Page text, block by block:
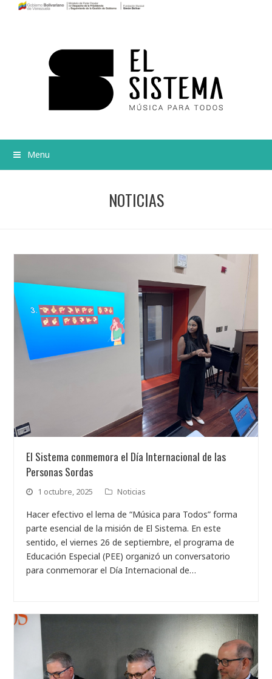
Menu
NOTICIAS
El Sistema conmemora el Día Internacional de las
Personas Sordas
1 octubre, 2025 Noticias
Hacer efectivo el lema de “Música para Todos” forma
parte esencial de la misión de El Sistema. En este
sentido, el viernes 26 de septiembre, el programa de
Educación Especial (PEE) organizó un conversatorio
para conmemorar el Día Internacional de…